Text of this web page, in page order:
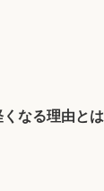
くなる理由とは